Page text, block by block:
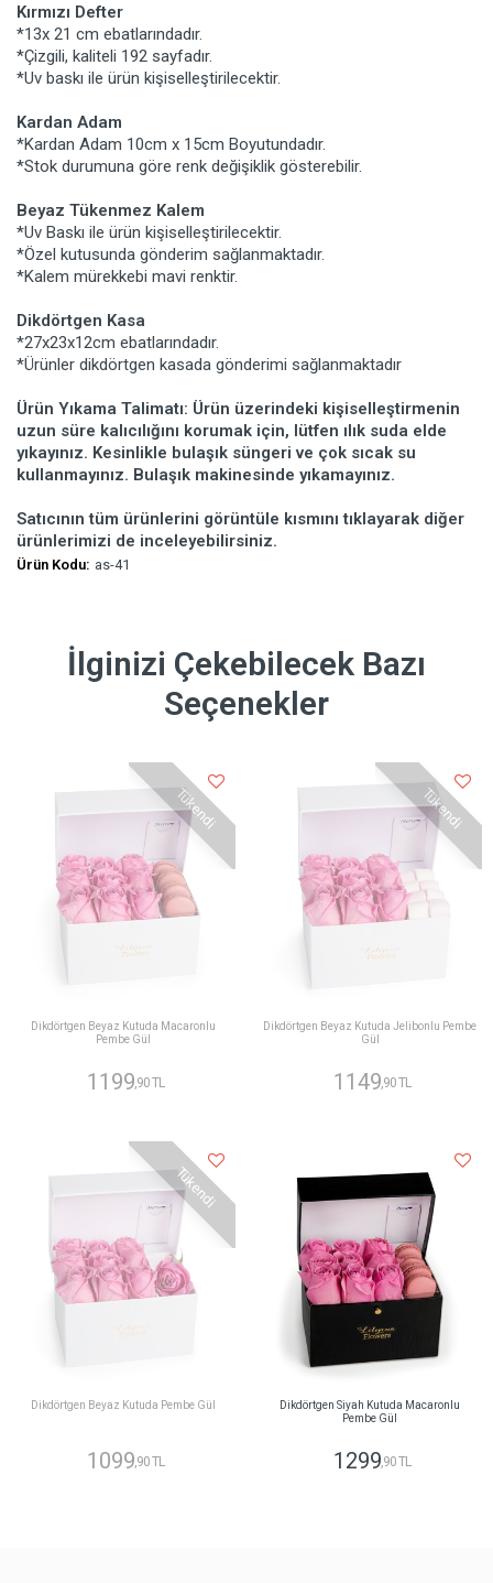
Kırmızı Defter
*13x 21 cm ebatlarındadır.
*Çizgili, kaliteli 192 sayfadır.
*Uv baskı ile ürün kişiselleştirilecektir.
Kardan Adam
*Kardan Adam 10cm x 15cm Boyutundadır.
*Stok durumuna göre renk değişiklik gösterebilir.
Beyaz Tükenmez Kalem
*Uv Baskı ile ürün kişiselleştirilecektir.
*Özel kutusunda gönderim sağlanmaktadır.
*Kalem mürekkebi mavi renktir.
Dikdörtgen Kasa
*27x23x12cm ebatlarındadır.
*Ürünler dikdörtgen kasada gönderimi sağlanmaktadır
Ürün Yıkama Talimatı: Ürün üzerindeki kişiselleştirmenin
uzun süre kalıcılığını korumak için, lütfen ılık suda elde
yıkayınız. Kesinlikle bulaşık süngeri ve çok sıcak su
kullanmayınız. Bulaşık makinesinde yıkamayınız.
Satıcının tüm ürünlerini görüntüle kısmını tıklayarak diğer
ürünlerimizi de inceleyebilirsiniz.
Ürün Kodu: as-41
İlginizi Çekebilecek Bazı
Seçenekler
Tükendi
Dikdörtgen Beyaz Kutuda Macaronlu
Pembe Gül
1199,90 TL
Tükendi
Dikdörtgen Beyaz Kutuda Jelibonlu Pembe
Gül
1149,90 TL
Tükendi
Dikdörtgen Beyaz Kutuda Pembe Gül
1099,90 TL
Dikdörtgen Siyah Kutuda Macaronlu
Pembe Gül
1299,90 TL